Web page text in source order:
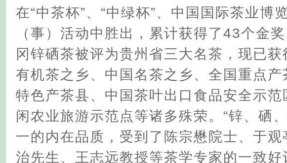
在“中茶杯”、“中绿杯”、中国国际茶业博
（事）活动中胜出，累计获得了43个金
冈锌硒茶被评为贵州省三大名茶，现已获
有机茶之乡、中国名茶之乡、全国重点产
特色产茶县、中国茶叶出口食品安全示范
闲农业旅游示范点等诸多殊荣。“锌、硒
一的内在品质，受到了陈宗懋院士、于观
治先生、王志远教授等茶学专家的一致好